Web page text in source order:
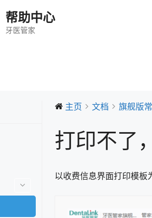
帮助中心
牙医管家
主页 文档 旗舰版
打印不了
以收费信息界面打印模板